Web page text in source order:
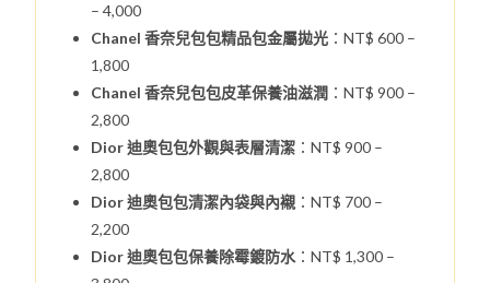
– 4,000
Chanel 香奈兒包包精品包金屬拋光 ：NT$ 600 –
1,800
Chanel 香奈兒包包皮革保養油滋潤 ：NT$ 900 –
2,800
Dior 迪奧包包外觀與表層清潔 ：NT$ 900 –
2,800
Dior 迪奧包包清潔內袋與內襯 ：NT$ 700 –
2,200
Dior 迪奧包包保養除霉鍍防水 ：NT$ 1,300 –